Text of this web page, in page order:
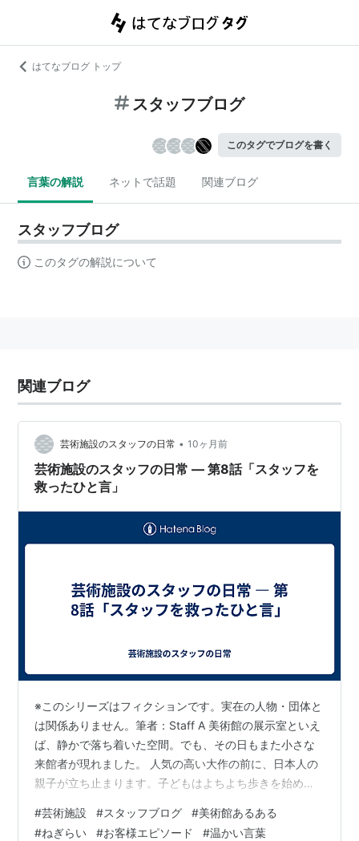
はてなブログ トップ
スタッフブログ
このタグでブログを書く
言葉の解説 ネットで話題 関連ブログ
スタッフブログ
このタグの解説について
関連ブログ
芸術施設のスタッフの日常 • 10ヶ月前
芸術施設のスタッフの日常 — 第8話「スタッフを
救ったひと言」
※このシリーズはフィクションです。実在の人物・団体と
は関係ありません。筆者：Staff A 美術館の展示室といえ
ば、静かで落ち着いた空間。でも、その日もまた小さな
来館者が現れました。 人気の高い大作の前に、日本人の
親子が立ち止まります。子どもはよちよち歩きを始め、
で、親御さんに「手をつないでいただけますか」とお願
#芸術施設 #スタッフブログ #美術館あるある
#ねぎらい #お客様エピソード #温かい言葉